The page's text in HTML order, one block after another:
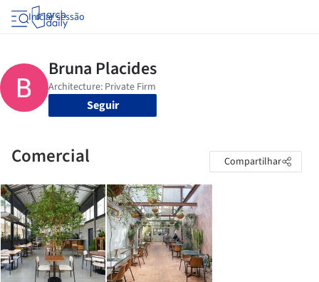
Iniciar sessão
Seguir
Comercial Compartilhar